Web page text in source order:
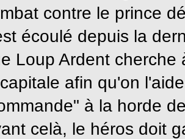
contre le prince
écoulé depuis la
Loup Ardent
afin qu'on
à la horde
celà, le héros doit